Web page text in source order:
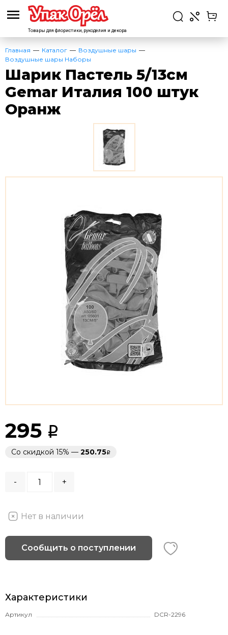
Товары для флористики, рукоделия и декора
Главная Каталог
Воздушные шары
Воздушные шары Наборы
Шарик Пастель 5/13см
Gemar Италия 100 штук
Оранж
295
Со скидкой 15% — 250.75
- +
Нет в наличии
Сообщить о поступлении
Характеристики
Артикул DCR-2296